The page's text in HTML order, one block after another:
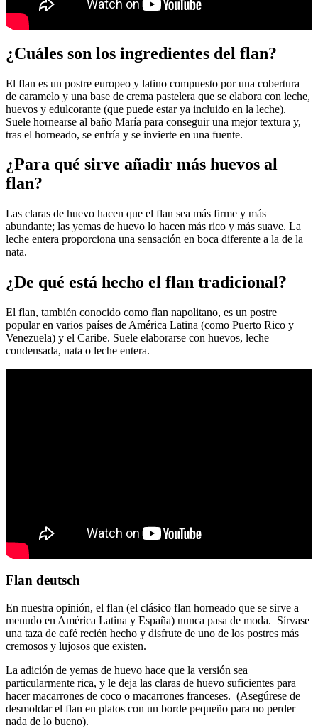
¿Cuáles son los ingredientes del flan?
El flan es un postre europeo y latino compuesto por una cobertura
de caramelo y una base de crema pastelera que se elabora con leche,
huevos y edulcorante (que puede estar ya incluido en la leche).
Suele hornearse al baño María para conseguir una mejor textura y,
tras el horneado, se enfría y se invierte en una fuente.
¿Para qué sirve añadir más huevos al
flan?
Las claras de huevo hacen que el flan sea más firme y más
abundante; las yemas de huevo lo hacen más rico y más suave. La
leche entera proporciona una sensación en boca diferente a la de la
nata.
¿De qué está hecho el flan tradicional?
El flan, también conocido como flan napolitano, es un postre
popular en varios países de América Latina (como Puerto Rico y
Venezuela) y el Caribe. Suele elaborarse con huevos, leche
condensada, nata o leche entera.
Flan deutsch
En nuestra opinión, el flan (el clásico flan horneado que se sirve a
menudo en América Latina y España) nunca pasa de moda. Sírvase
una taza de café recién hecho y disfrute de uno de los postres más
cremosos y lujosos que existen.
La adición de yemas de huevo hace que la versión sea
particularmente rica, y le deja las claras de huevo suficientes para
hacer macarrones de coco o macarrones franceses. (Asegúrese de
desmoldar el flan en platos con un borde pequeño para no perder
nada de lo bueno).